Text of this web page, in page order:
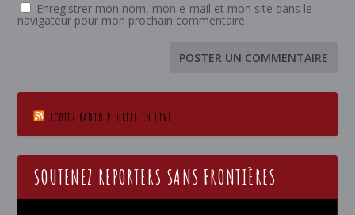
Enregistrer mon nom, mon e-mail et mon site dans le
navigateur pour mon prochain commentaire.
ECOTEZ RADIO PLURIEL EN LIVE
SOUTENEZ REPORTERS SANS FRONTIÈRES